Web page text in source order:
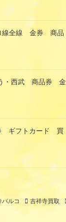
線全線 金券 商品
・西武 商品券 金
ギフトカード 買
パルコ 吉祥寺買取